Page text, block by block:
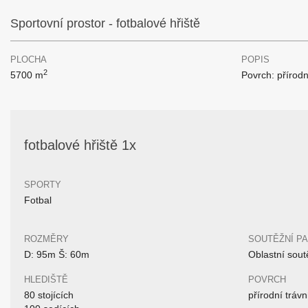
Sportovní prostor - fotbalové hřiště
PLOCHA
5700 m2
POPIS
Povrch:
fotbalové hřiště 1x
SPORTY
Fotbal
ROZMĚRY
D: 95m Š: 60m
HLEDIŠTĚ
80 stojících
SOUTĚŽNÍ
Oblastní
POVRCH
přírodní